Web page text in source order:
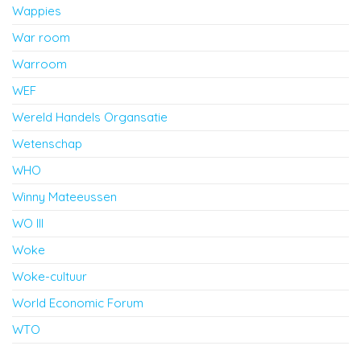
Wappies
War room
Warroom
WEF
Wereld Handels Organsatie
Wetenschap
WHO
Winny Mateeussen
WO III
Woke
Woke-cultuur
World Economic Forum
WTO